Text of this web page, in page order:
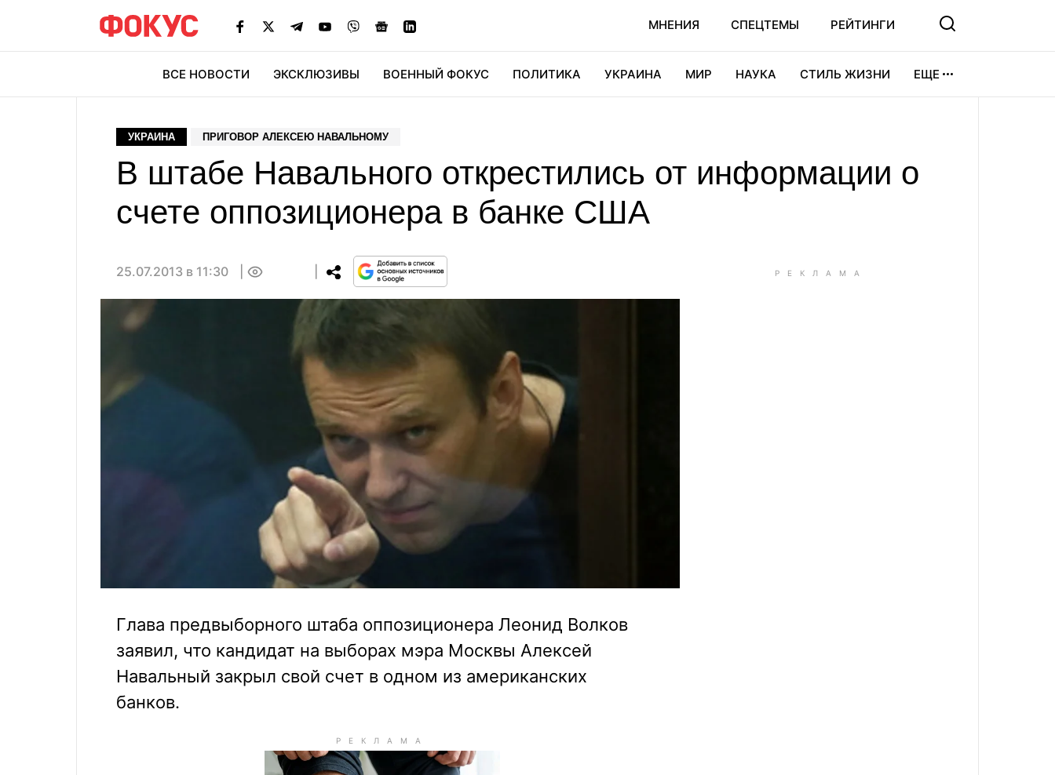
МНЕНИЯ СПЕЦТЕМЫ РЕЙТИНГИ
ВСЕ НОВОСТИ ЭКСКЛЮЗИВЫ ВОЕННЫЙ ФОКУС ПОЛИТИКА УКРАИНА МИР НАУКА СТИЛЬ ЖИЗНИ ЕЩЕ
УКРАИНА ПРИГОВОР АЛЕКСЕЮ НАВАЛЬНОМУ
В штабе Навального открестились от информации о
счете оппозиционера в банке США
25.07.2013 в 11:30
Глава предвыборного штаба оппозиционера Леонид Волков
заявил, что кандидат на выборах мэра Москвы Алексей
Навальный закрыл свой счет в одном из американских
банков.